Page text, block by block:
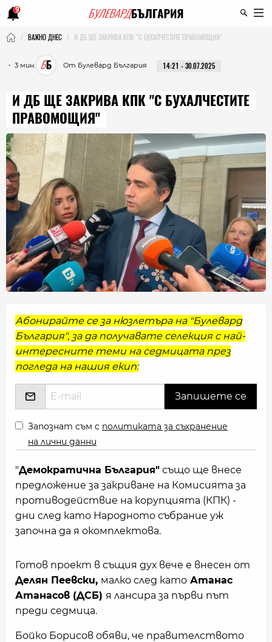
9
ВАЖНО ДНЕС И ДБ ЩЕ ЗАКРИВА КПК "С БУХАЛЧЕСТИТЕ ПРАВОМОЩИЯ"
・ 3 мин. От Булевард България 14:21 - 30.07.2025
И ДБ ЩЕ ЗАКРИВА КПК "С БУХАЛЧЕСТИТЕ
ПРАВОМОЩИЯ"
Абонирайте се за нюзлетъра на "Булевард
България", за да получавате селекция с най-
интересните теми на седмицата през
погледа на нашия екип:
Запознат съм с политиката за съхранение
на лични данни
"Демократична България" също ще внесе
предложение за закриване на Комисията за
противодействие на корупцията (КПК) -
дни след като Народното събрание уж
започна да я окомплектова.
Готов проект в същия дух вече е внесен от
Делян Пеевски, малко след като Атанас
Атанасов (ДСБ) я лансира за първи път
преди седмица.
Бойко Борисов обяви, че правителството